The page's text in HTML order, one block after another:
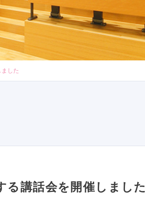
した
る講話会を開催しました